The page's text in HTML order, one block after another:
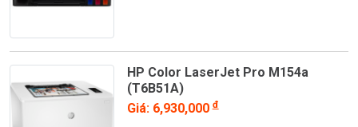
HP Color LaserJet Pro M154a
(T6B51A)
Giá: 6,930,000đ